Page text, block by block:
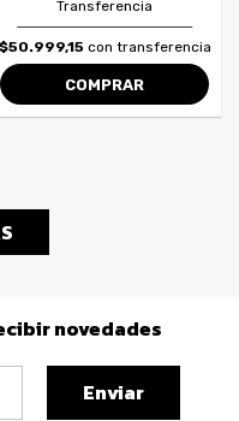
Transferencia
$50.999,15 con transferencia
COMPRAR
novedades
Enviar